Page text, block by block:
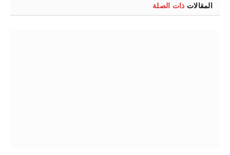
المقالات ذات الصلة